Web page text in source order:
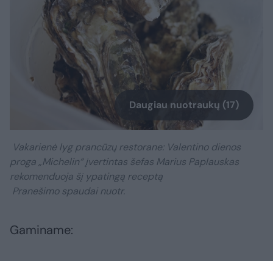
Daugiau nuotraukų (17)
Vakarienė lyg prancūzų restorane: Valentino dienos
proga „Michelin“ įvertintas šefas Marius Paplauskas
rekomenduoja šį ypatingą receptą
Pranešimo spaudai nuotr.
Gaminame: